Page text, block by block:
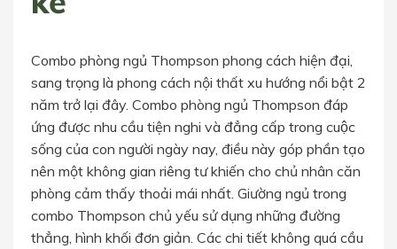
Combo phòng ngủ Thompson phong cách hiện đại,
sang trọng là phong cách nội thất xu hướng nổi bật 2
năm trở lại đây. Combo phòng ngủ Thompson đáp
ứng được nhu cầu tiện nghi và đẳng cấp trong cuộc
sống của con người ngày nay, điều này góp phần tạo
nên một không gian riêng tư khiến cho chủ nhân căn
phòng cảm thấy thoải mái nhất. Giường ngủ trong
combo Thompson chủ yếu sử dụng những đường
thẳng, hình khối đơn giản. Các chi tiết không quá cầu